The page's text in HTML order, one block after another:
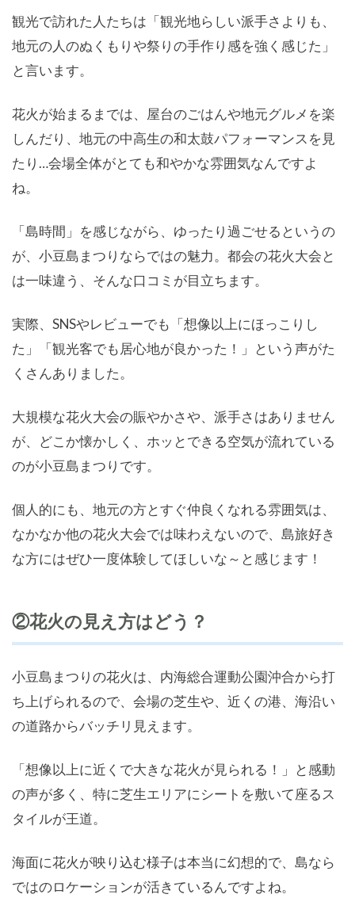
観光で訪れた人たちは「観光地らしい派手さよりも、
地元の人のぬくもりや祭りの手作り感を強く感じた」
と言います。
花火が始まるまでは、屋台のごはんや地元グルメを楽
しんだり、地元の中高生の和太鼓パフォーマンスを見
たり…会場全体がとても和やかな雰囲気なんですよ
ね。
「島時間」を感じながら、ゆったり過ごせるというの
が、小豆島まつりならではの魅力。都会の花火大会と
は一味違う、そんな口コミが目立ちます。
実際、SNSやレビューでも「想像以上にほっこりし
た」「観光客でも居心地が良かった！」という声がた
くさんありました。
大規模な花火大会の賑やかさや、派手さはありません
が、どこか懐かしく、ホッとできる空気が流れている
のが小豆島まつりです。
個人的にも、地元の方とすぐ仲良くなれる雰囲気は、
なかなか他の花火大会では味わえないので、島旅好き
な方にはぜひ一度体験してほしいな～と感じます！
②花火の見え方はどう？
小豆島まつりの花火は、内海総合運動公園沖合から打
ち上げられるので、会場の芝生や、近くの港、海沿い
の道路からバッチリ見えます。
「想像以上に近くで大きな花火が見られる！」と感動
の声が多く、特に芝生エリアにシートを敷いて座るス
タイルが王道。
海面に花火が映り込む様子は本当に幻想的で、島なら
ではのロケーションが活きているんですよね。